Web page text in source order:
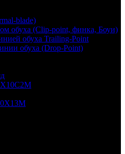
blade)
обуха (Clip-point, финка, Боуи)
обуха Trailing-Point
обуха (Drop-Point)